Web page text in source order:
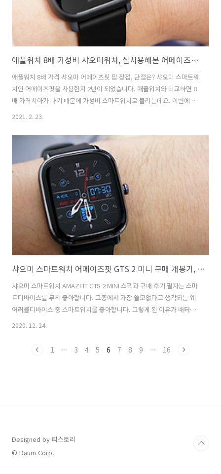
애플워치 8배 가성비 샤오미워치, 실사용해본 어메이즈핏 팝 장점, 단점은?
애플워치 8배 가격 샤오미 어메이즈핏 팝 장점, 단점은? 샤오미 스마트워
치인 어메이즈핏을 사용한지 2년이 되었습니다. 애플워치와 비교하면 8
배 가격치아가 나기 때문에 가성비 스마트워치로 불리는데요. 이번에 출
시된 샤오미 어메이즈핏 팝 공식 한글판을 사용해보았습니다. 가독성 높
습니다. 또 산호포화도 측정도 가능해서 좋았는데요. 거의 모든 스마트워
치 기능을 갖추고 있습니다. 그전에 사용하던 샤오미 GTS 2 미니와 비교
해보니 비슷한 것 같지만 조금 달랍습니다. 그럼 저렴한 가격대에 써볼만
한 성능을 갖춘 샤오미 어메이즈핏 팝은 어떤지 실사용 장점, 단점 후기
를 알려드리겠습니다. 샤오미 어메이즈핏 팝(Xiaomi Amazfit Pop S..
2021. 2. 23.
샤오미 스마트워치 어메이즈핏 GTS 2 미니 구매 개봉기, 스펙 후기
샤오미 스마트워치 AMAZFIT GTS 2 MINI 스펙과 구매 후기 필자는 스마
트디바이스를 무척 좋아합니다. 그중에서 가장 쓸모없다고 생각되는 웨
어러블디바이스 중 스마트워치를 좋아합니다. 그렇게 된 이유가 배터리
시간이 짧고 특별히 업무용이 아니면 필요 없는 분이 많은데요. 하지만
다. 정말 이름 그대로 어메이징한 스마트워치였는데 2세대인 샤오미 어
2020. 12. 24.
1 ··· 3 4 5 6 7 8 9 ··· 16
Designed by 티스토리
© Daum Corp.